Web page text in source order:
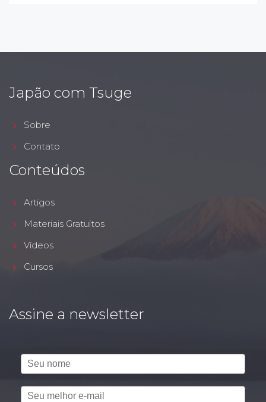
Japão com Tsuge
Sobre
Contato
Conteúdos
Artigos
Materiais Gratuitos
Vídeos
Cursos
Assine a newsletter